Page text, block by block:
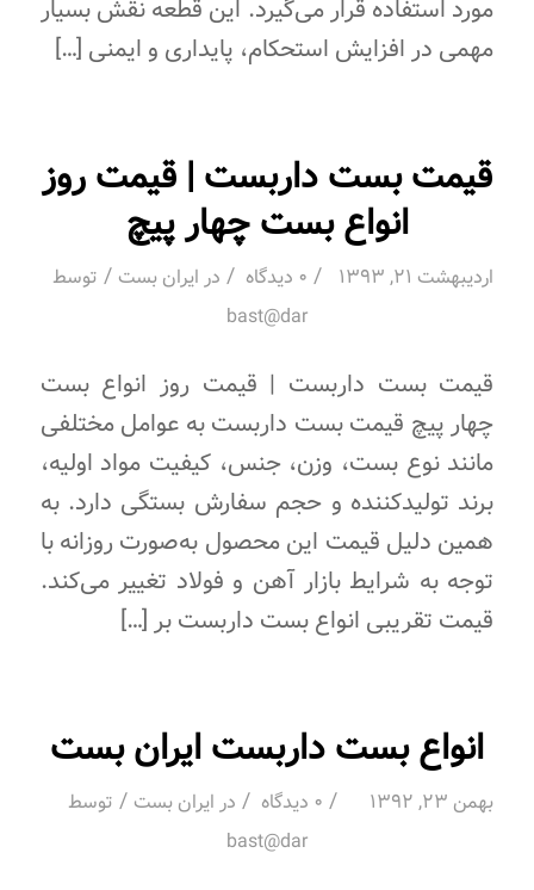
مورد استفاده قرار می‌گیرد. این قطعه نقش بسیار
مهمی در افزایش استحکام، پایداری و ایمنی […]
قیمت بست داربست | قیمت روز
انواع بست چهار پیچ
اردیبهشت 21, 1393 / 0 دیدگاه / در ایران بست / توسط
bast@dar
قیمت بست داربست | قیمت روز انواع بست
چهار پیچ قیمت بست داربست به عوامل مختلفی
مانند نوع بست، وزن، جنس، کیفیت مواد اولیه،
برند تولیدکننده و حجم سفارش بستگی دارد. به
همین دلیل قیمت این محصول به‌صورت روزانه با
توجه به شرایط بازار آهن و فولاد تغییر می‌کند.
قیمت تقریبی انواع بست داربست بر […]
انواع بست داربست ایران بست
بهمن 23, 1392 / 0 دیدگاه / در ایران بست / توسط
bast@dar